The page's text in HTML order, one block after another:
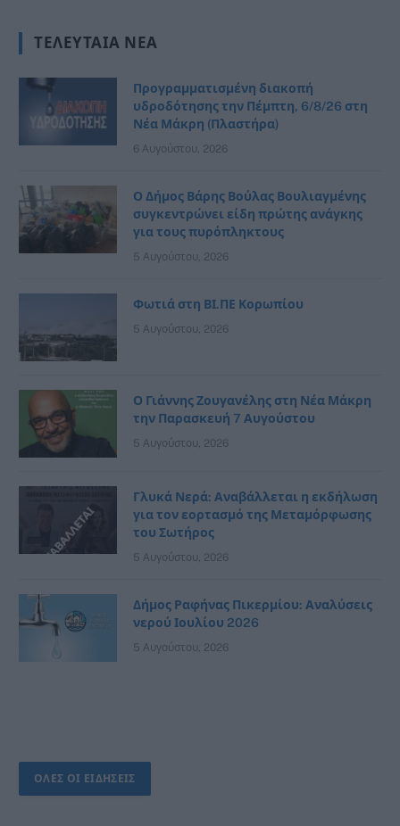
ΤΕΛΕΥΤΑΊΑ ΝΈΑ
Προγραμματισμένη διακοπή
υδροδότησης την Πέμπτη, 6/8/26 στη
Νέα Μάκρη (Πλαστήρα)
6 Αυγούστου, 2026
Ο Δήμος Βάρης Βούλας Βουλιαγμένης
συγκεντρώνει είδη πρώτης ανάγκης
για τους πυρόπληκτους
5 Αυγούστου, 2026
Φωτιά στη ΒΙ.ΠΕ Κορωπίου
5 Αυγούστου, 2026
Ο Γιάννης Ζουγανέλης στη Νέα Μάκρη
την Παρασκευή 7 Αυγούστου
5 Αυγούστου, 2026
Γλυκά Νερά: Αναβάλλεται η εκδήλωση
για τον εορτασμό της Μεταμόρφωσης
του Σωτήρος
5 Αυγούστου, 2026
Δήμος Ραφήνας Πικερμίου: Αναλύσεις
νερού Ιουλίου 2026
5 Αυγούστου, 2026
ΟΛΕΣ ΟΙ ΕΙΔΗΣΕΙΣ